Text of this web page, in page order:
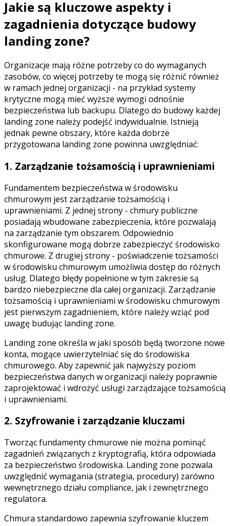
Jakie są kluczowe aspekty i
zagadnienia dotyczące budowy
landing zone?
Organizacje mają różne potrzeby co do wymaganych
zasobów, co więcej potrzeby te mogą się różnić również
w ramach jednej organizacji - na przykład systemy
krytyczne mogą mieć wyższe wymogi odnośnie
bezpieczeństwa lub backupu. Dlatego do budowy każdej
landing zone należy podejść indywidualnie. Istnieją
jednak pewne obszary, które każda dobrze
przygotowana landing zone powinna uwzględniać:
1. Zarządzanie tożsamością i uprawnieniami
Fundamentem bezpieczeństwa w środowisku
chmurowym jest zarządzanie tożsamością i
uprawnieniami. Z jednej strony - chmury publiczne
posiadają wbudowane zabezpieczenia, które pozwalają
na zarządzanie tym obszarem. Odpowiednio
skonfigurowane mogą dobrze zabezpieczyć środowisko
chmurowe. Z drugiej strony - poświadczenie tożsamości
w środowisku chmurowym umożliwia dostęp do różnych
usług. Dlatego błędy popełnione w tym zakresie są
bardzo niebezpieczne dla całej organizacji. Zarządzanie
tożsamością i uprawnieniami w środowisku chmurowym
jest pierwszym zagadnieniem, które należy wziąć pod
uwagę budując landing zone.
Landing zone określa w jaki sposób będą tworzone nowe
konta, mogące uwierzytelniać się do środowiska
chmurowego. Aby zapewnić jak najwyższy poziom
bezpieczeństwa danych w organizacji należy poprawnie
zaprojektować i wdrożyć usługi zarządzające tożsamością
i uprawnieniami.
2. Szyfrowanie i zarządzanie kluczami
Tworząc fundamenty chmurowe nie można pominąć
zagadnień związanych z kryptografią, która odpowiada
za bezpieczeństwo środowiska. Landing zone pozwala
uwzględnić wymagania (strategia, procedury) zarówno
wewnętrznego działu compliance, jak i zewnętrznego
regulatora.
Chmura standardowo zapewnia szyfrowanie kluczem